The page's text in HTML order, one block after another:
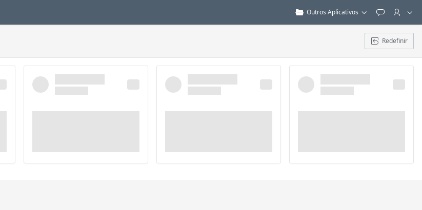
Outros Aplicativos Feedback
Redefinir